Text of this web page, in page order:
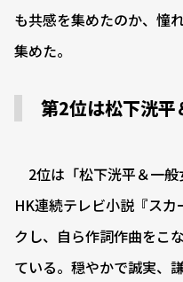
も共感を集めたのか、憧
集めた。
第2位は松下洸平
2位は「松下洸平＆一
HK連続テレビ小説『ス
クし、自ら作詞作曲をこ
ている。穏やかで誠実、